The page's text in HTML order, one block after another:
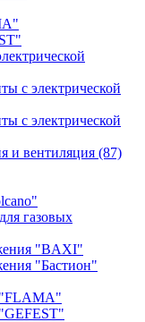
с электрической
с электрической
и вентиляция (87)
газовых
"BAXI"
"Бастион"
"FLAMA"